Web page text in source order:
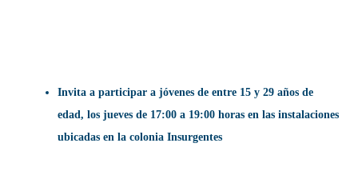
Invita a participar a jóvenes de entre 15 y 29 años de
edad, los jueves de 17:00 a 19:00 horas en las instalaciones
ubicadas en la colonia Insurgentes